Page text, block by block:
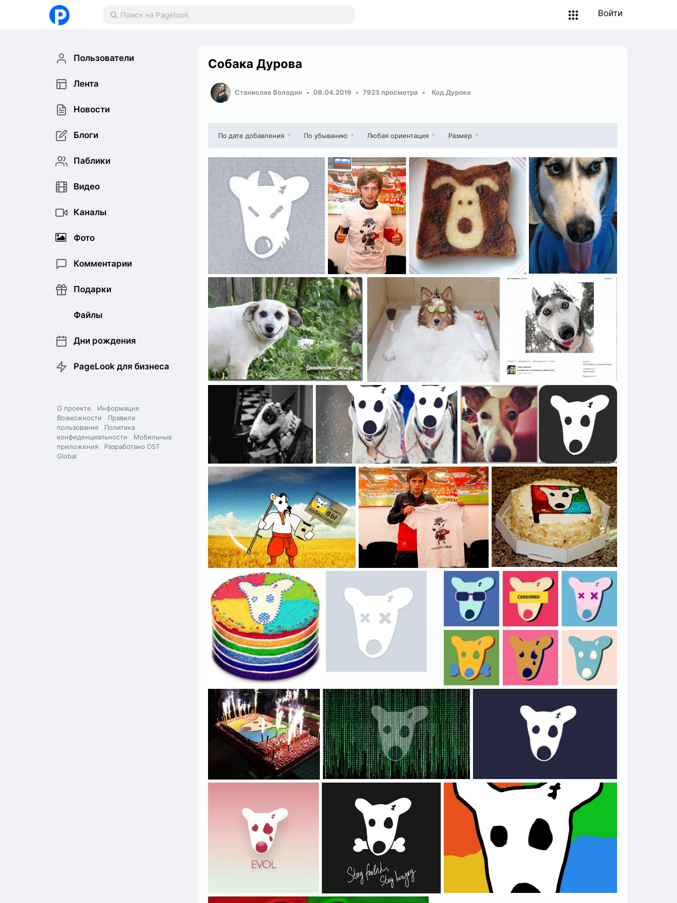
Войти
Пользователи
Лента
Новости
Блоги
Паблики
Видео
Каналы
Фото
Комментарии
Подарки
Файлы
Дни рождения
PageLook для бизнеса
О проекте
Информация
Возможности
Правила
пользования
Политика
конфиденциальности
Мобильные
приложения
Разработано DST
Global
Собака Дурова
Станислав Володин 08.04.2019 7923 просмотра Код Дурова
По дате добавления По убыванию Любая ориентация Размер